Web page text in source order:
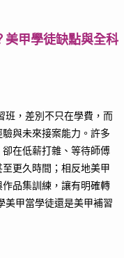
美甲學徒缺點與全科
班，差別不只在學費，而
與未來接案能力。許多
在低薪打雜、等待師傅
更久時間；相反地美甲
品集訓練，讓有明確轉
美甲當學徒還是美甲補習